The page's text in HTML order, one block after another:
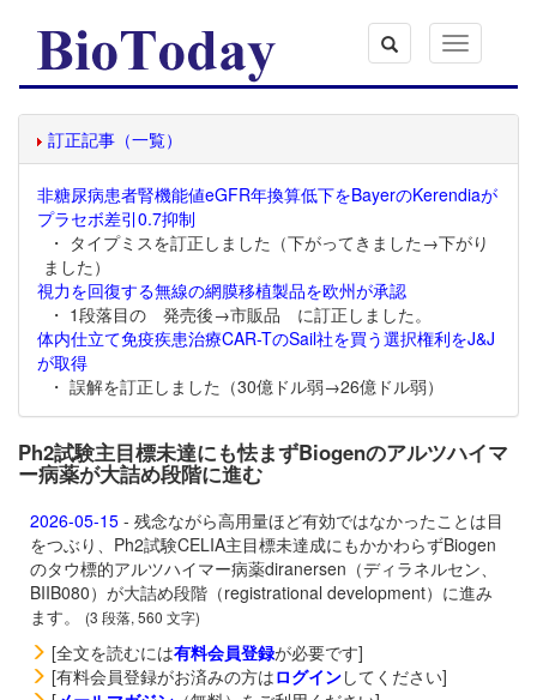
Toggle
navigation
訂正記事（一覧）
非糖尿病患者腎機能値eGFR年換算低下をBayerのKerendiaが
プラセボ差引0.7抑制
・ タイプミスを訂正しました（下がってきました→下がり
ました）
視力を回復する無線の網膜移植製品を欧州が承認
・ 1段落目の 発売後→市販品 に訂正しました。
体内仕立て免疫疾患治療CAR-TのSail社を買う選択権利をJ&J
が取得
・ 誤解を訂正しました（30億ドル弱→26億ドル弱）
Ph2試験主目標未達にも怯まずBiogenのアルツハイマ
ー病薬が大詰め段階に進む
2026-05-15 - 残念ながら高用量ほど有効ではなかったことは目
をつぶり、Ph2試験CELIA主目標未達成にもかかわらずBiogen
のタウ標的アルツハイマー病薬diranersen（ディラネルセン、
BIIB080）が大詰め段階（registrational development）に進み
ます。
(3 段落, 560 文字)
[全文を読むには有料会員登録が必要です]
[有料会員登録がお済みの方はログインしてください]